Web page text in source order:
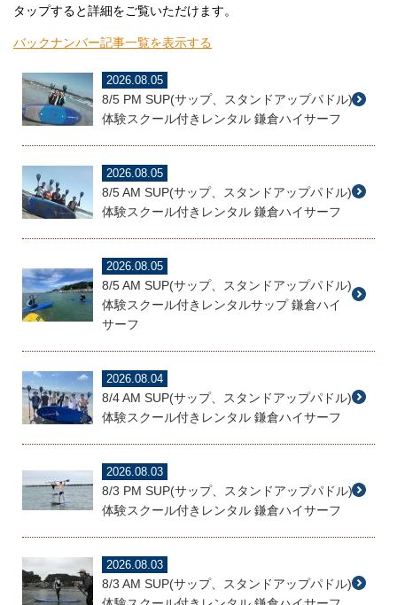
タップすると詳細をご覧いただけます。
バックナンバー記事一覧を表示する
2026.08.05
8/5 PM SUP(サップ、スタンドアップパドル)
体験スクール付きレンタル 鎌倉ハイサーフ
2026.08.05
8/5 AM SUP(サップ、スタンドアップパドル)
体験スクール付きレンタル 鎌倉ハイサーフ
2026.08.05
8/5 AM SUP(サップ、スタンドアップパドル)
体験スクール付きレンタルサップ 鎌倉ハイ
サーフ
2026.08.04
8/4 AM SUP(サップ、スタンドアップパドル)
体験スクール付きレンタル 鎌倉ハイサーフ
2026.08.03
8/3 PM SUP(サップ、スタンドアップパドル)
体験スクール付きレンタル 鎌倉ハイサーフ
2026.08.03
8/3 AM SUP(サップ、スタンドアップパドル)